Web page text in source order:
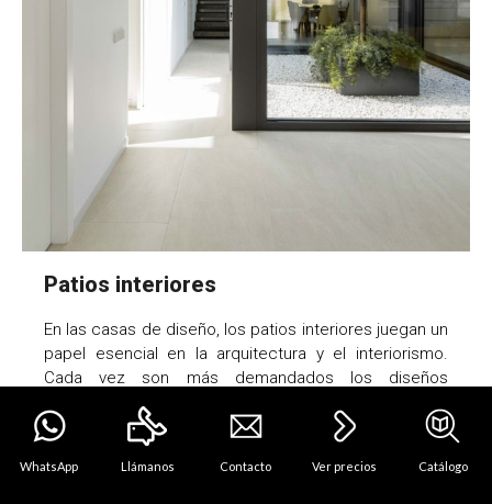
Patios interiores
En las casas de diseño, los patios interiores juegan un
papel esencial en la arquitectura y el interiorismo.
Cada vez son más demandados los diseños
biofílicos, los patios interiores y jardines privados.
Ver más
WhatsApp Llámanos Contacto Ver precios Catálogo